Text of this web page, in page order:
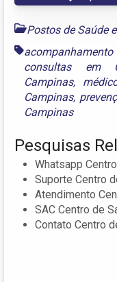
Postos de Saúde
consultas em
Campinas,
Campinas,
Campinas
Pesquisas
Whatsapp
Suporte Centro
Atendimento
SAC Centro de
Contato Centro